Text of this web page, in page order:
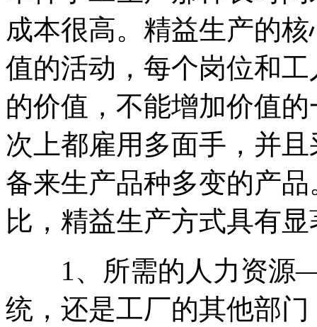
成本很高。精益生产的
值的活动，每个岗位和
的价值，不能增加价值
次上都雇用多面手，并
备来生产品种多变的产
比，精益生产方式具有
1、所需的人力资源
统，还是工厂的其他部